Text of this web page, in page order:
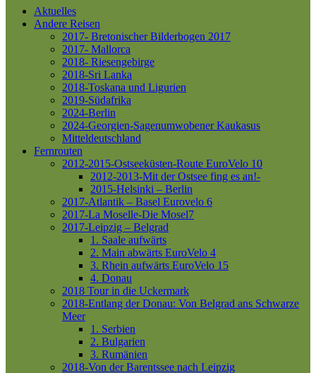
Aktuelles
Andere Reisen
2017- Bretonischer Bilderbogen 2017
2017- Mallorca
2018- Riesengebirge
2018-Sri Lanka
2018-Toskana und Ligurien
2019-Südafrika
2024-Berlin
2024-Georgien-Sagenumwobener Kaukasus
Mitteldeutschland
Fernrouten
2012-2015-Ostseeküsten-Route EuroVelo 10
2012-2013-Mit der Ostsee fing es an!-
2015-Helsinki – Berlin
2017-Atlantik – Basel Eurovelo 6
2017-La Moselle-Die Mosel7
2017-Leipzig – Belgrad
1. Saale aufwärts
2. Main abwärts EuroVelo 4
3. Rhein aufwärts EuroVelo 15
4. Donau
2018 Tour in die Uckermark
2018-Entlang der Donau: Von Belgrad ans Schwarze
Meer
1. Serbien
2. Bulgarien
3. Rumänien
2018-Von der Barentssee nach Leipzig